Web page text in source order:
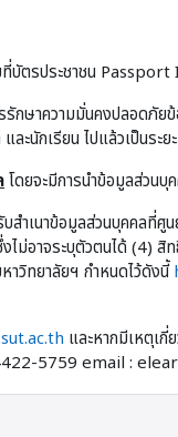
รประชาชน Passport
าความมั่นคงปลอดภัย
ะนักเรียน ไปแล้วเป็นระย
โดยจะมีการนำข้อมูลส่วน
าข้อมูลส่วนบุคคลที่ศูน
อาจระบุตัวตนได้ (4)
าวิทยาลัยฯ กำหนดไว้ดังนี้
และหากมีเหตุเ
4422-5759 email :